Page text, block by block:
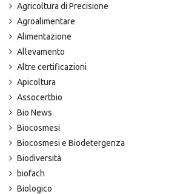
Agricoltura di Precisione
Agroalimentare
Alimentazione
Allevamento
Altre certificazioni
Apicoltura
Assocertbio
Bio News
Biocosmesi
Biocosmesi e Biodetergenza
Biodiversità
biofach
Biologico